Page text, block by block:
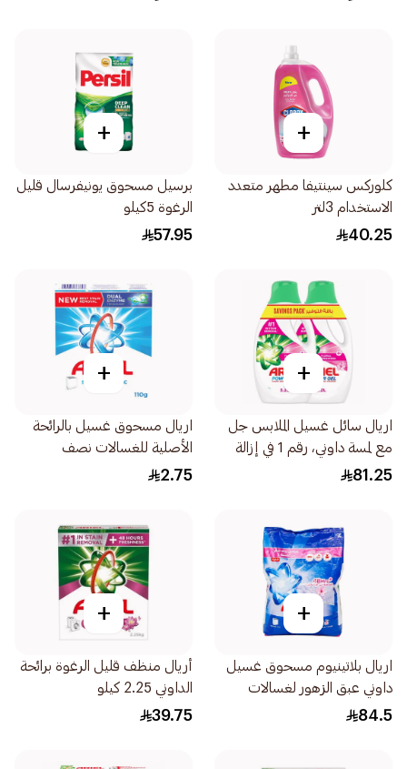
+
كلوركس سينتيفا مطهر متعدد
الاستخدام 3لتر
40.25
+
برسيل مسحوق يونيفرسال قليل
الرغوة 5كيلو
57.95
+
اريال سائل غسيل الملابس جل
مع لمسة داوني، رقم 1 في إزالة
البقع، 6.4لتر
81.25
+
اريال مسحوق غسيل بالرائحة
الأصلية للغسالات نصف
أوتوماتيك 110 جم
2.75
+
اريال بلاتينيوم مسحوق غسيل
داوني عبق الزهور لغسالات
التعبئة العلوية 5.5كيلو
84.5
+
أريال منظف قليل الرغوة برائحة
الداوني 2.25 كيلو
39.75